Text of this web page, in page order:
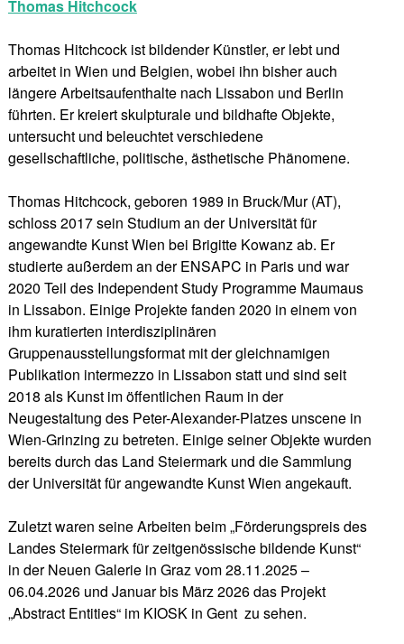
Thomas Hitchcock
Thomas Hitchcock ist bildender Künstler, er lebt und
arbeitet in Wien und Belgien, wobei ihn bisher auch
längere Arbeitsaufenthalte nach Lissabon und Berlin
führten. Er kreiert skulpturale und bildhafte Objekte,
untersucht und beleuchtet verschiedene
gesellschaftliche, politische, ästhetische Phänomene.
Thomas Hitchcock, geboren 1989 in Bruck/Mur (AT),
schloss 2017 sein Studium an der Universität für
angewandte Kunst Wien bei Brigitte Kowanz ab. Er
studierte außerdem an der ENSAPC in Paris und war
2020 Teil des Independent Study Programme Maumaus
in Lissabon. Einige Projekte fanden 2020 in einem von
ihm kuratierten interdisziplinären
Gruppenausstellungsformat mit der gleichnamigen
Publikation intermezzo in Lissabon statt und sind seit
2018 als Kunst im öffentlichen Raum in der
Neugestaltung des Peter-Alexander-Platzes unscene in
Wien-Grinzing zu betreten. Einige seiner Objekte wurden
bereits durch das Land Steiermark und die Sammlung
der Universität für angewandte Kunst Wien angekauft.
Zuletzt waren seine Arbeiten beim „Förderungspreis des
Landes Steiermark für zeitgenössische bildende Kunst“
in der Neuen Galerie in Graz vom 28.11.2025 –
06.04.2026 und Januar bis März 2026 das Projekt
„Abstract Entities“ im KIOSK in Gent zu sehen.